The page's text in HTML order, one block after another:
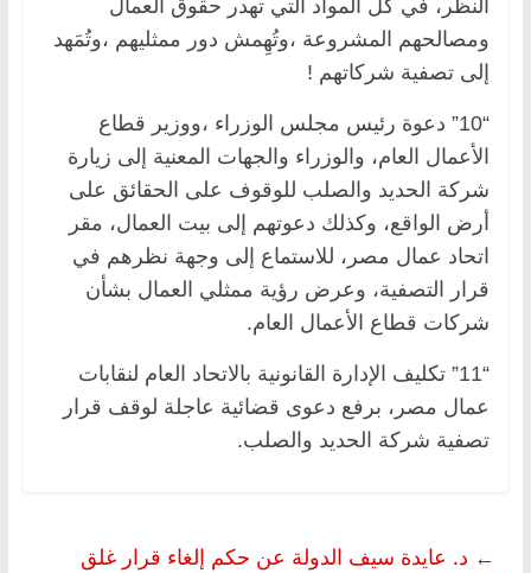
النظر، في كل المواد التي تهدر حقوق العمال
ومصالحهم المشروعة ،وتُهِمش دور ممثليهم ،وتُمَهد
إلى تصفية شركاتهم !
“10” دعوة رئيس مجلس الوزراء ،ووزير قطاع
الأعمال العام، والوزراء والجهات المعنية إلى زيارة
شركة الحديد والصلب للوقوف على الحقائق على
أرض الواقع، وكذلك دعوتهم إلى بيت العمال، مقر
اتحاد عمال مصر، للاستماع إلى وجهة نظرهم في
قرار التصفية، وعرض رؤية ممثلي العمال بشأن
شركات قطاع الأعمال العام.
“11” تكليف الإدارة القانونية بالاتحاد العام لنقابات
عمال مصر، برفع دعوى قضائية عاجلة لوقف قرار
تصفية شركة الحديد والصلب.
← د. عايدة سيف الدولة عن حكم إلغاء قرار غلق